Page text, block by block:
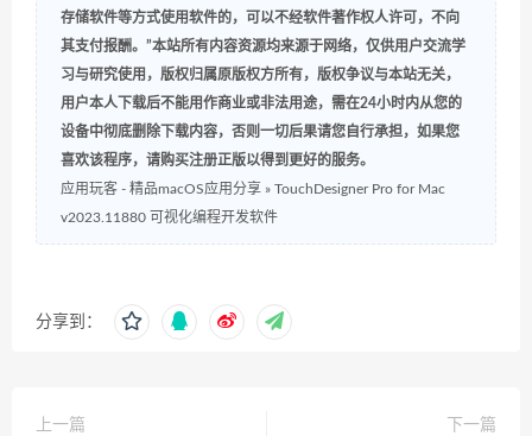
存储软件等方式使用软件的，可以不经软件著作权人许可，不向
其支付报酬。”本站所有内容资源均来源于网络，仅供用户交流学
习与研究使用，版权归属原版权方所有，版权争议与本站无关，
用户本人下载后不能用作商业或非法用途，需在24小时内从您的
设备中彻底删除下载内容，否则一切后果请您自行承担，如果您
喜欢该程序，请购买注册正版以得到更好的服务。
应用玩客 - 精品macOS应用分享 » TouchDesigner Pro for Mac
v2023.11880 可视化编程开发软件
分享到：
上一篇
下一篇